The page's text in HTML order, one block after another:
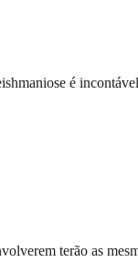
é
terão as